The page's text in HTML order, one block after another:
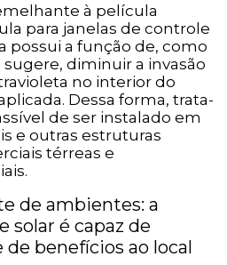
à película
para janelas de controle
possui a função de, como
diminuir a invasão
no interior do
Dessa forma, trata-
de ser instalado em
e outras estruturas
térreas e
de ambientes: a
solar é capaz de
benefícios ao local